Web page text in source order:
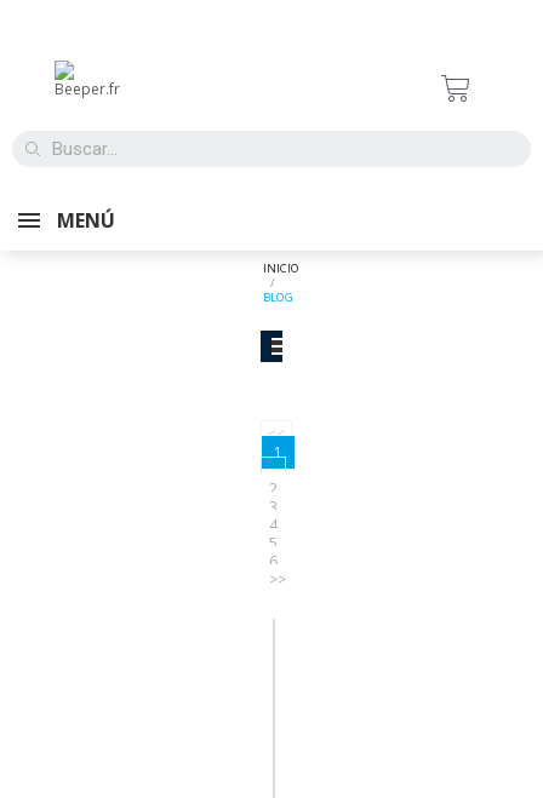
MENÚ
INICIO
BLOG
<<
1
...
2
3
4
5
6
>>